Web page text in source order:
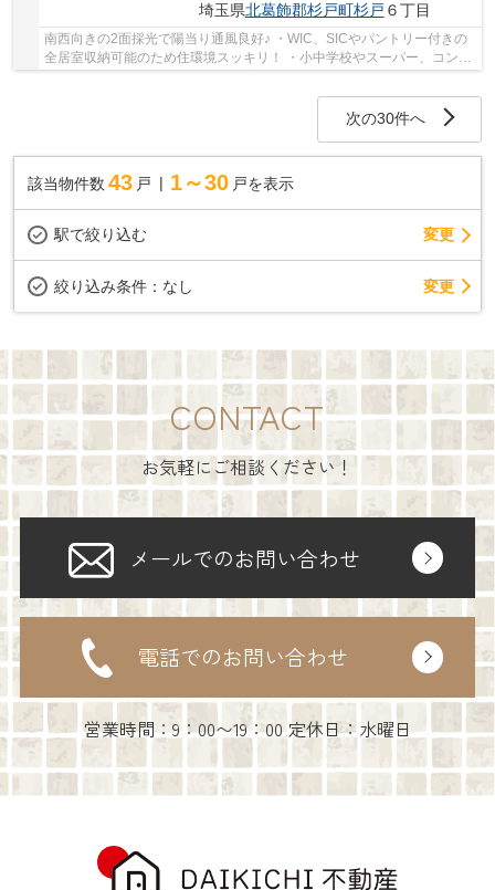
埼玉県北葛飾郡杉戸町杉戸 ６丁目
南西向きの2面採光で陽当り通風良好♪ ・WIC、SICやパントリー付きの
全居室収納可能のため住環境スッキリ！ ・小中学校やスーパー、コンビ
次の30件へ
該当物件数 43 戸 1～30 戸を表示
駅で絞り込む 変更
絞り込み条件： なし 変更
CONTACT
お気軽にご相談ください！
メールでのお問い合わせ
電話でのお問い合わせ
営業時間：9：00〜19：00 定休日：水曜日